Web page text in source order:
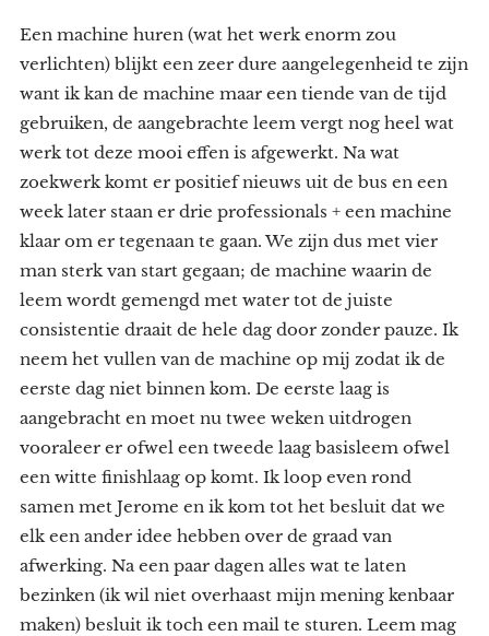
Een machine huren (wat het werk enorm zou
verlichten) blijkt een zeer dure aangelegenheid te zijn
want ik kan de machine maar een tiende van de tijd
gebruiken, de aangebrachte leem vergt nog heel wat
werk tot deze mooi effen is afgewerkt. Na wat
zoekwerk komt er positief nieuws uit de bus en een
week later staan er drie professionals + een machine
klaar om er tegenaan te gaan. We zijn dus met vier
man sterk van start gegaan; de machine waarin de
leem wordt gemengd met water tot de juiste
consistentie draait de hele dag door zonder pauze. Ik
neem het vullen van de machine op mij zodat ik de
eerste dag niet binnen kom. De eerste laag is
aangebracht en moet nu twee weken uitdrogen
vooraleer er ofwel een tweede laag basisleem ofwel
een witte finishlaag op komt. Ik loop even rond
samen met Jerome en ik kom tot het besluit dat we
elk een ander idee hebben over de graad van
afwerking. Na een paar dagen alles wat te laten
bezinken (ik wil niet overhaast mijn mening kenbaar
maken) besluit ik toch een mail te sturen. Leem mag